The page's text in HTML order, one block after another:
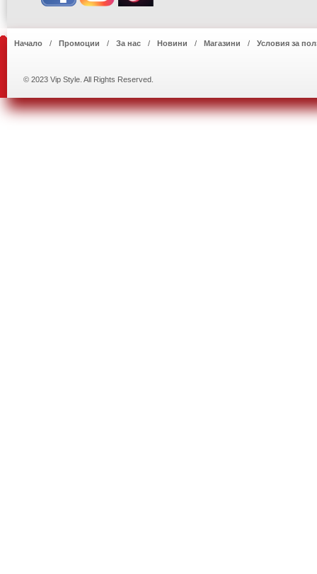
Начало Промоции За нас Новини Магазини Условия за
© 2023 Vip Style. All Rights Reserved.